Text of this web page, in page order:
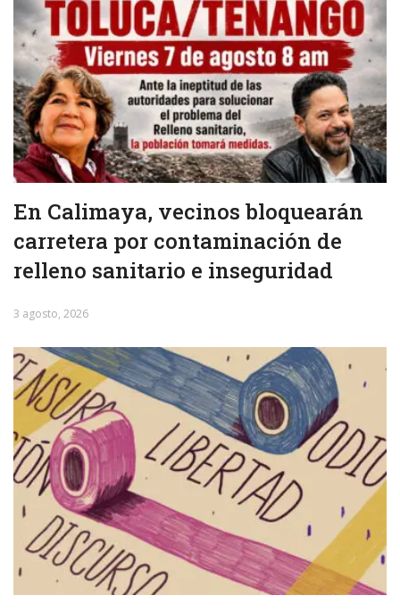
En Calimaya, vecinos bloquearán
carretera por contaminación de
relleno sanitario e inseguridad
3 agosto, 2026